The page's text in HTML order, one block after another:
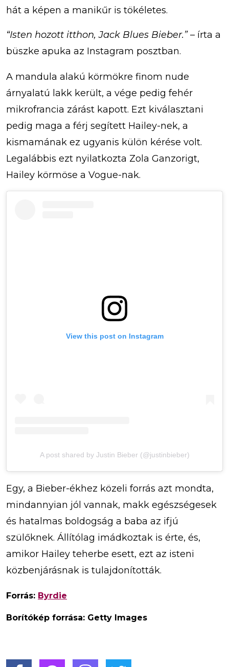
hát a képen a manikűr is tökéletes.
“Isten hozott itthon, Jack Blues Bieber.”– írta a
büszke apuka az Instagram posztban.
A mandula alakú körmökre finom nude
árnyalatú lakk került, a vége pedig fehér
mikrofrancia zárást kapott. Ezt kiválasztani
pedig maga a férj segített Hailey-nek, a
kismamának ez ugyanis külön kérése volt.
Legalábbis ezt nyilatkozta Zola Ganzorigt,
Hailey körmöse a Vogue-nak.
View this post on Instagram
A post shared by Justin Bieber (@justinbieber)
Egy, a Bieber-ékhez közeli forrás azt mondta,
mindannyian jól vannak, makk egészségesek
és hatalmas boldogság a baba az ifjú
szülőknek. Állítólag imádkoztak is érte, és,
amikor Hailey teherbe esett, ezt az isteni
közbenjárásnak is tulajdonították.
Forrás: Byrdie
Borítókép forrása: Getty Images